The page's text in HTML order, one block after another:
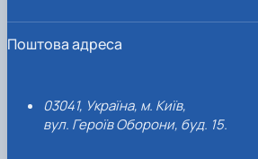
Поштова адреса
03041, Україна, м. Київ,
вул. Героїв Оборони, буд. 15.